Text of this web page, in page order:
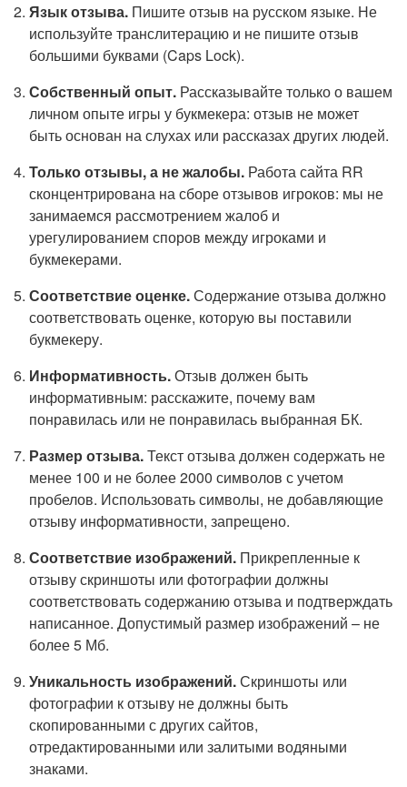
Язык отзыва. Пишите отзыв на русском языке. Не
используйте транслитерацию и не пишите отзыв
большими буквами (Caps Lock).
Собственный опыт. Рассказывайте только о вашем
личном опыте игры у букмекера: отзыв не может
быть основан на слухах или рассказах других людей.
Только отзывы, а не жалобы. Работа сайта RR
сконцентрирована на сборе отзывов игроков: мы не
занимаемся рассмотрением жалоб и
урегулированием споров между игроками и
букмекерами.
Соответствие оценке.Содержание отзыва должно
соответствовать оценке, которую вы поставили
букмекеру.
Информативность.Отзыв должен быть
информативным: расскажите, почему вам
понравилась или не понравилась выбранная БК.
Размер отзыва.Текст отзыва должен содержать не
менее 100 и не более 2000 символов с учетом
пробелов. Использовать символы, не добавляющие
отзыву информативности, запрещено.
Соответствие изображений. Прикрепленные к
отзыву скриншоты или фотографии должны
соответствовать содержанию отзыва и подтверждать
написанное. Допустимый размер изображений – не
более 5 Мб.
Уникальность изображений.Скриншоты или
фотографии к отзыву не должны быть
скопированными с других сайтов,
отредактированными или залитыми водяными
знаками.